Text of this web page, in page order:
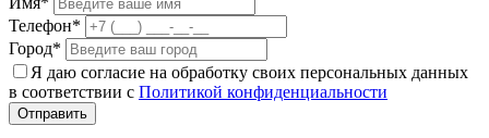
Телефон*
Город*
Я даю согласие на обработку своих персональных данных
в соответствии с Политикой конфиденциальности
Отправить